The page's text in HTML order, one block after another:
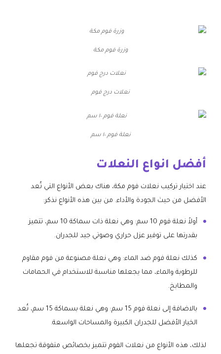
وزرة فوم مكة
نعلات درج فوم
نعلة فوم ١٠ سم
أفضل انواع النعلات
عند اختيار تركيب نعلات فوم مكة، هناك بعض الأنواع التي تُعد
الأفضل من حيث الجودة والأداء. من بين هذه الأنواع نذكر:
أولاً نعلة فوم 10 سم: وهي نعلة ذات سماكة 10 سم، تتميز
بقدرتها على توفير عزل حراري وصوتي جيد للجدران.
كذلك نعلة فوم ضد الماء: وهي نعلة مصنوعة من فوم مقاوم
للرطوبة والماء، مما يجعلها مناسبة للاستخدام في الحمامات
والمطابخ.
بالاضافة إلى نعلة فوم 15 سم: وهي نعلة بسماكة 15 سم، تُعد
الخيار الأفضل للجدران الكبيرة والمساحات الواسعة.
لذلك، هذه الأنواع من نعلات الفوم تتميز بخصائص متفوقة تجعلها